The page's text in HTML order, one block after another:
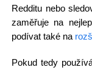
Redditu nebo
zaměřuje na
podívat také na
Pokud tedy